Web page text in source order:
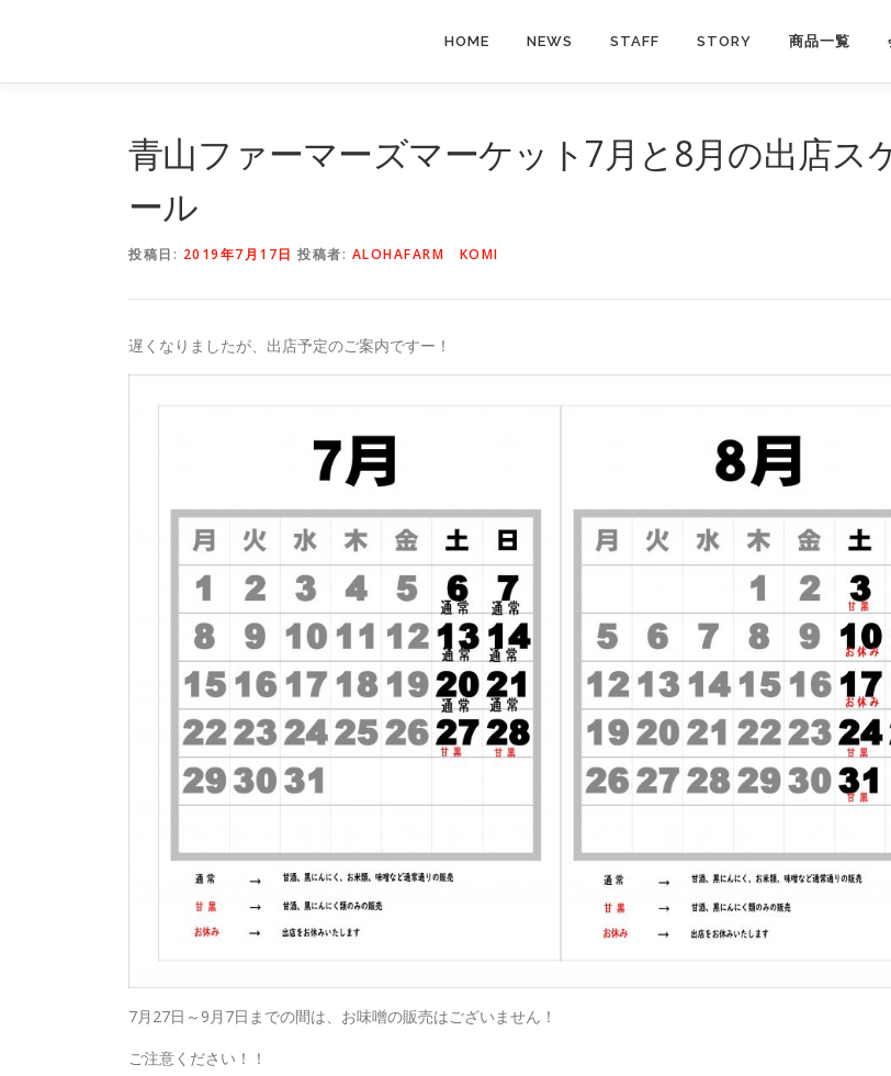
ン
HOME NEWS STAFF STORY 商品一覧
青山ファーマーズマーケット7月と8月の出店ス
ール
投稿日: 2019年7月17日 投稿者: ALOHAFARM KOMI
遅くなりましたが、出店予定のご案内ですー！
7月27日～9月7日までの間は、お味噌の販売はございません！
ご注意ください！！